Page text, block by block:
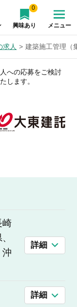
0
興味あり メニュー
求人 建築施工管理（
への応募をご検討
します。
崎
沖
詳細
詳細